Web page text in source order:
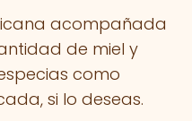
acompañada
de miel y
como
si lo deseas.